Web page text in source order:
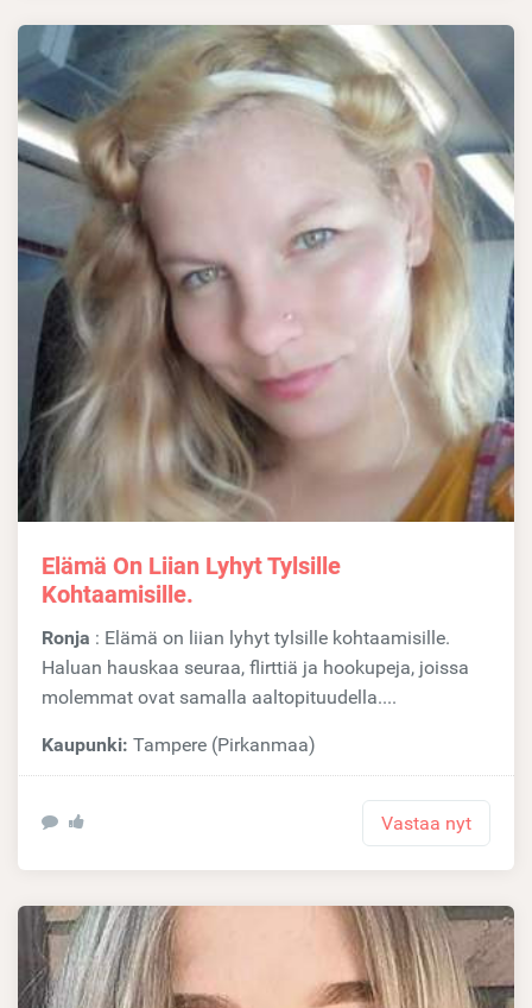
Elämä On Liian Lyhyt Tylsille
Kohtaamisille.
Ronja : Elämä on liian lyhyt tylsille kohtaamisille.
Haluan hauskaa seuraa, flirttiä ja hookupeja, joissa
molemmat ovat samalla aaltopituudella....
Kaupunki: Tampere (Pirkanmaa)
Vastaa nyt